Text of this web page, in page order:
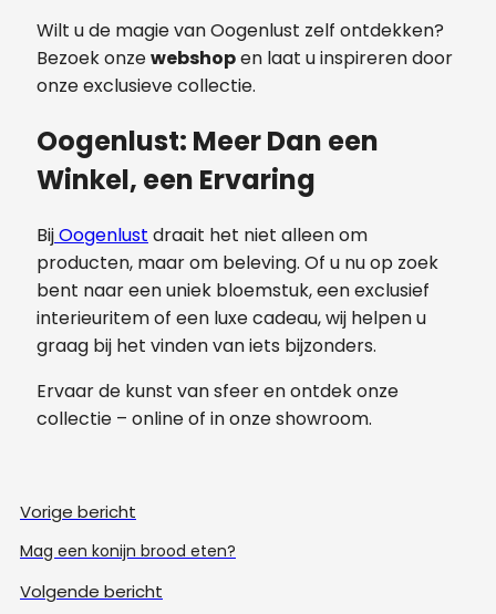
Wilt u de magie van Oogenlust zelf ontdekken?
Bezoek onzewebshopen laat u inspireren door
onze exclusieve collectie.
Oogenlust: Meer Dan een
Winkel, een Ervaring
BijOogenlust draait het niet alleen om
producten, maar om beleving. Of u nu op zoek
bent naar een uniek bloemstuk, een exclusief
interieuritem of een luxe cadeau, wij helpen u
graag bij het vinden van iets bijzonders.
Ervaar de kunst van sfeer en ontdek onze
collectie – online of in onze showroom.
Vorige bericht
Mag een konijn brood eten?
Volgende bericht